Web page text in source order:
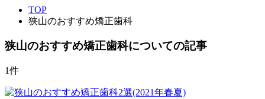
TOP
狭山のおすすめ矯正歯科
狭山のおすすめ矯正歯科についての記事
1件